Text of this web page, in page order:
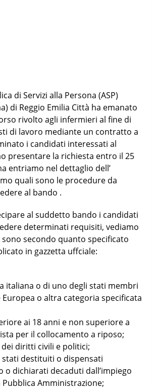
di Servizi alla Persona (ASP)
di Reggio Emilia Città ha emanato
rivolto agli infermieri al fine di
di lavoro mediante un contratto a
i candidati interessati al
presentare la richiesta entro il 25
entriamo nel dettaglio dell’
quali sono le procedure da
al bando .
al suddetto bando i candidati
determinati requisiti, vediamo
secondo quanto specificato
in gazzetta uffciale:
italiana o di uno degli stati membri
Europea o altra categoria specificata
ai 18 anni e non superiore a
per il collocamento a riposo;
diritti civili e politici;
stati destituiti o dispensati
o dichiarati decaduti dall’impiego
Amministrazione;